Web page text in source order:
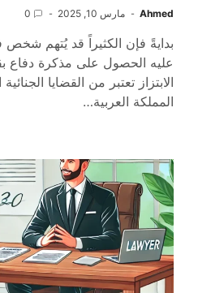
Ahmed مارس 10, 2025 0
بدايةً فإن الكثيراً قد يُتهم
عليه الحصول على مذكرة دفاع
الابتزاز تعتبر من القضايا
المملكة العربية…